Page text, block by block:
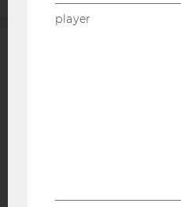
player